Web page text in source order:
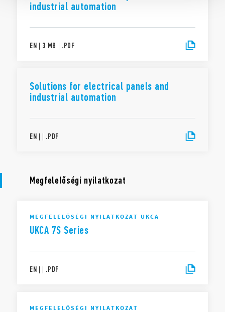
industrial automation
EN | 3 MB | .PDF
Solutions for electrical panels and
industrial automation
EN | | .PDF
Megfelelőségi nyilatkozat
MEGFELELŐSÉGI NYILATKOZAT UKCA
UKCA 7S Series
EN | | .PDF
MEGFELELŐSÉGI NYILATKOZAT